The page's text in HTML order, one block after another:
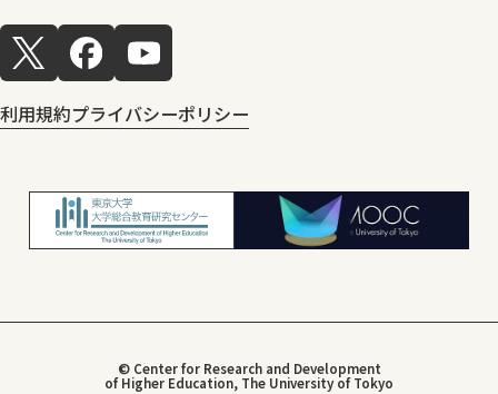
利用規約プライバシーポリシー
© Center for Research and Development
of Higher Education, The University of Tokyo